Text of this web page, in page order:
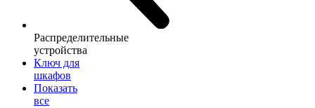
Распределительные
устройства
Ключ для
шкафов
Показать
все